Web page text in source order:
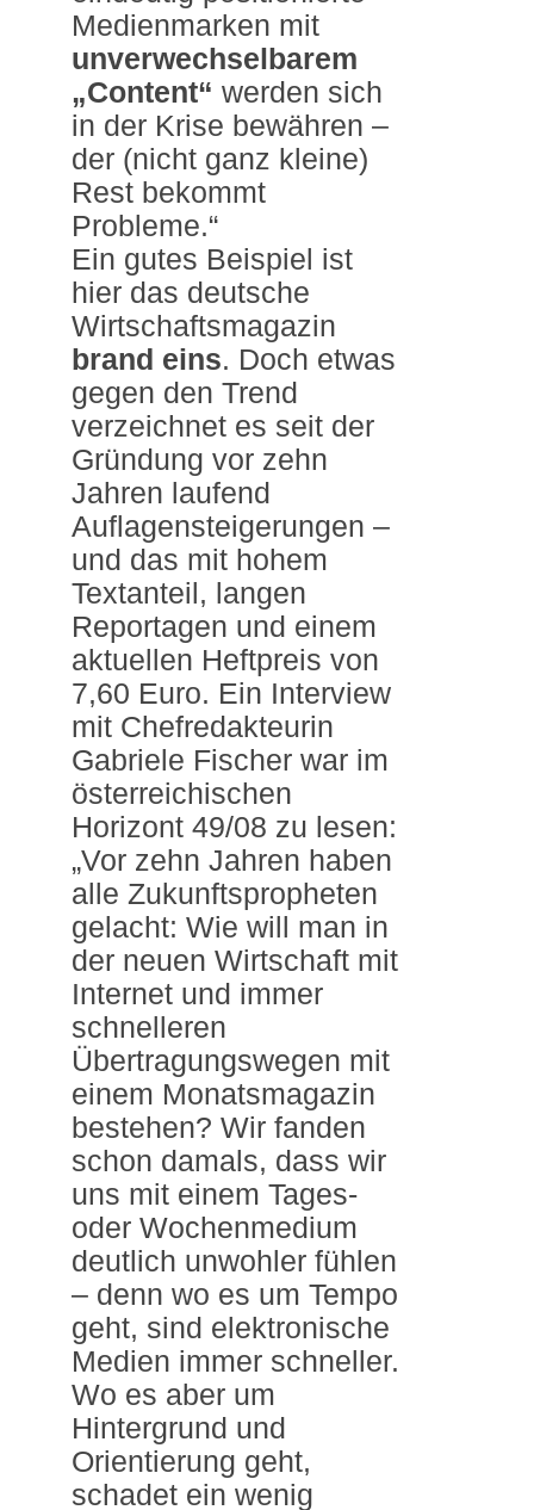
Medienmarken mit
unverwechselbarem
„Content“ werden sich
in der Krise bewähren –
der (nicht ganz kleine)
Rest bekommt
Probleme.“
Ein gutes Beispiel ist
hier das deutsche
Wirtschaftsmagazin
brand eins. Doch etwas
gegen den Trend
verzeichnet es seit der
Gründung vor zehn
Jahren laufend
Auflagensteigerungen –
und das mit hohem
Textanteil, langen
Reportagen und einem
aktuellen Heftpreis von
7,60 Euro. Ein Interview
mit Chefredakteurin
Gabriele Fischer war im
österreichischen
Horizont 49/08 zu lesen:
„Vor zehn Jahren haben
alle Zukunftspropheten
gelacht: Wie will man in
der neuen Wirtschaft mit
Internet und immer
schnelleren
Übertragungswegen mit
einem Monatsmagazin
bestehen? Wir fanden
schon damals, dass wir
uns mit einem Tages-
oder Wochenmedium
deutlich unwohler fühlen
– denn wo es um Tempo
geht, sind elektronische
Medien immer schneller.
Wo es aber um
Hintergrund und
Orientierung geht,
schadet ein wenig